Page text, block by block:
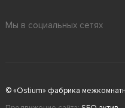
Мы в социальных сетях
© «Ostium» фабрика